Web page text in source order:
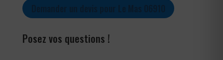
Posez vos questions !